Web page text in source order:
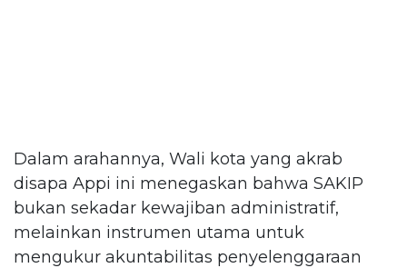
Dalam arahannya, Wali kota yang akrab
disapa Appi ini menegaskan bahwa SAKIP
bukan sekadar kewajiban administratif,
melainkan instrumen utama untuk
mengukur akuntabilitas penyelenggaraan